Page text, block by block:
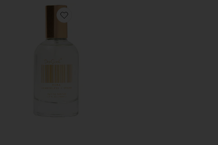
Favorite AURA オーラ